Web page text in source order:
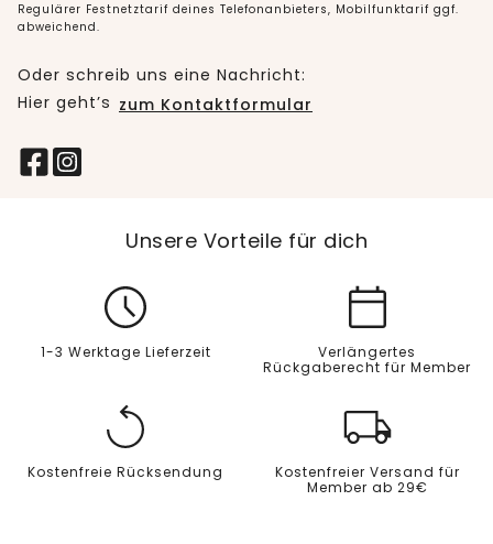
Regulärer Festnetztarif deines Telefonanbieters, Mobilfunktarif ggf.
abweichend.
Oder schreib uns eine Nachricht:
Hier geht’s zum Kontaktformular
Unsere Vorteile für dich
1-3 Werktage Lieferzeit
Verlängertes
Rückgaberecht für Member
Kostenfreie Rücksendung
Kostenfreier Versand für
Member ab 29€